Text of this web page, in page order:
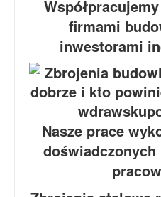
firmami
inwestorami
Nasze prace